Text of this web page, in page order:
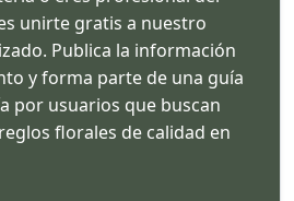
unirte gratis a nuestro
Publica la información
y forma parte de una guía
por usuarios que buscan
florales de calidad en